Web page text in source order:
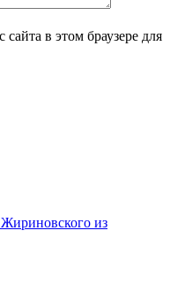
в этом браузере для
из